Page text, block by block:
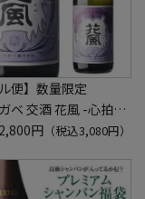
ル便】数量限定
ベ 交酒 花風 -心拍-
EDITION 720ml こう
かぜ craft sake クラ
秋田県 男鹿市
2,800円 （税込3,080円）